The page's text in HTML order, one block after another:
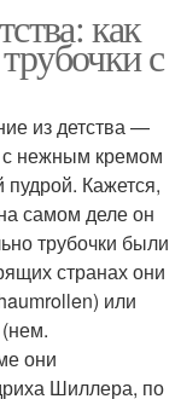
как
с
из детства —
с нежным кремом
Кажется,
самом деле он
трубочки были
странах они
или
они
Шиллера, по